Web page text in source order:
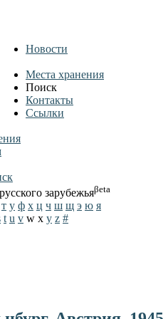
Новости
Места хранения
Поиск
Контакты
Ссылки
зарубежьяβeta
т у ф х ц ч ш щ э ю я
t u v w x y z #